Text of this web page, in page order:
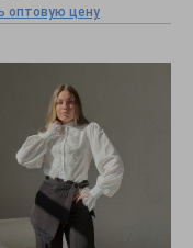
оптовую цену